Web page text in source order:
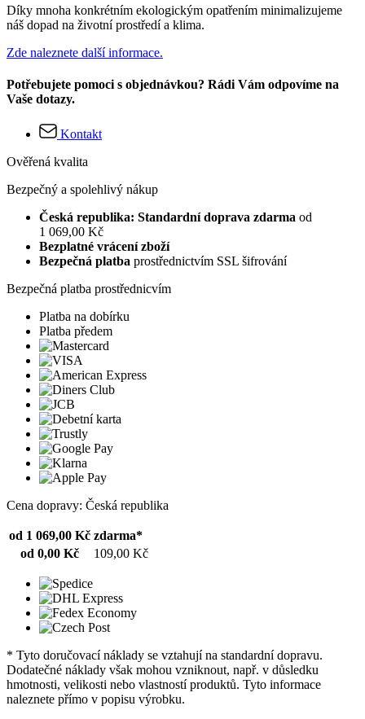
Díky mnoha konkrétním ekologickým opatřením minimalizujeme
náš dopad na životní prostředí a klima.
Zde naleznete další informace.
Potřebujete pomoci s objednávkou? Rádi Vám odpovíme na
Vaše dotazy.
Kontakt
Ověřená kvalita
Bezpečný a spolehlivý nákup
Česká republika: Standardní doprava zdarma od
1 069,00 Kč
Bezplatné vrácení zboží
Bezpečná platba prostřednictvím SSL šifrování
Bezpečná platba prostřednicvím
Platba na dobírku
Platba předem
Cena dopravy: Česká republika
od 1 069,00 Kč zdarma*
od 0,00 Kč
109,00 Kč
* Tyto doručovací náklady se vztahují na standardní dopravu.
Dodatečné náklady však mohou vzniknout, např. v důsledku
hmotnosti, velikosti nebo vlastností produktů. Tyto informace
naleznete přímo v popisu výrobku.